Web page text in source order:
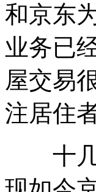
和京东
业务已
屋交易
注居住
十几